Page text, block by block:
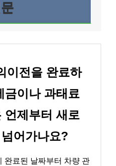
이전을 완료하
금이나 과태료
언제부터 새로
어가나요?
완료된 날짜부터 차량 관